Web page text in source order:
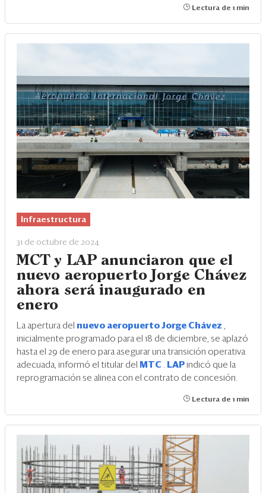
Lectura de 1 min
Infraestructura
31 de octubre de 2024
MCT y LAP anunciaron que el
nuevo aeropuerto Jorge Chávez
ahora será inaugurado en
enero
La apertura del nuevo aeropuerto Jorge Chávez
inicialmente programado para el 18 de diciembre, se aplazó
hasta el 29 de enero para asegurar una transición operativa
adecuada, informó el titular del
MTC LAP indicó que la
reprogramación se alinea con el contrato de concesión.
Lectura de 1 min